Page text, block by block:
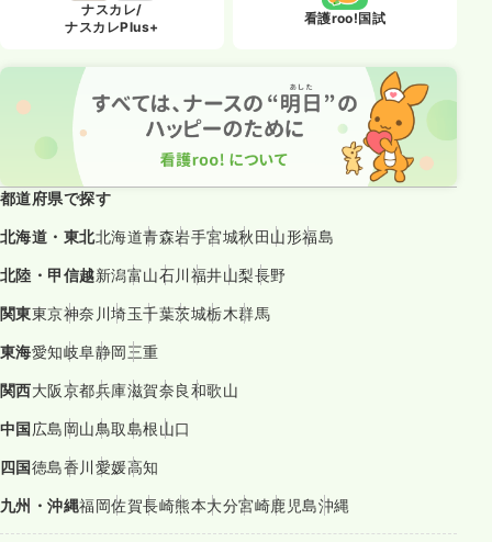
ナスカレ/
ナスカレPlus+
看護roo!国試
都道府県で探す
北海道・東北北海道青森岩手宮城秋田山形福島
北陸・甲信越新潟富山石川福井山梨長野
関東東京神奈川埼玉千葉茨城栃木群馬
東海愛知岐阜静岡三重
関西大阪京都兵庫滋賀奈良和歌山
中国広島岡山鳥取島根山口
四国徳島香川愛媛高知
九州・沖縄福岡佐賀長崎熊本大分宮崎鹿児島沖縄